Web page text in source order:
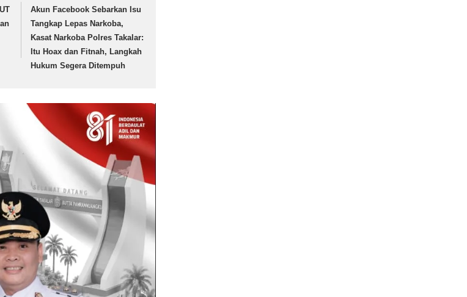
Akun Facebook Sebarkan Isu
Tangkap Lepas Narkoba,
Kasat Narkoba Polres Takalar:
Itu Hoax dan Fitnah, Langkah
Hukum Segera Ditempuh